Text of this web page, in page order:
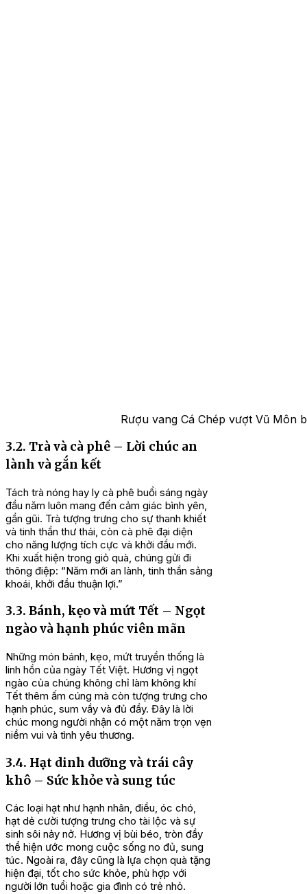
Rượu vang Cá Chép vượt Vũ Môn
3.2. Trà và cà phê – Lời chúc an
lành và gắn kết
Tách trà nóng hay ly cà phê buổi sáng ngày
đầu năm luôn mang đến cảm giác bình yên,
gần gũi. Trà tượng trưng cho sự thanh khiết
và tinh thần thư thái, còn cà phê đại diện
cho năng lượng tích cực và khởi đầu mới.
Khi xuất hiện trong giỏ quà, chúng gửi đi
thông điệp: “Năm mới an lành, tinh thần sảng
khoái, khởi đầu thuận lợi.”
3.3. Bánh, kẹo và mứt Tết – Ngọt
ngào và hạnh phúc viên mãn
Những món bánh, kẹo, mứt truyền thống là
linh hồn của ngày Tết Việt. Hương vị ngọt
ngào của chúng không chỉ làm không khí
Tết thêm ấm cúng mà còn tượng trưng cho
hạnh phúc, sum vầy và đủ đầy. Đây là lời
chúc mong người nhận có một năm trọn vẹn
niềm vui và tình yêu thương.
3.4. Hạt dinh dưỡng và trái cây
khô – Sức khỏe và sung túc
Các loại hạt như hạnh nhân, điều, óc chó,
hạt dẻ cười tượng trưng cho tài lộc và sự
sinh sôi nảy nở. Hương vị bùi béo, tròn đầy
thể hiện ước mong cuộc sống no đủ, sung
túc. Ngoài ra, đây cũng là lựa chọn quà tặng
hiện đại, tốt cho sức khỏe, phù hợp với
người lớn tuổi hoặc gia đình có trẻ nhỏ.